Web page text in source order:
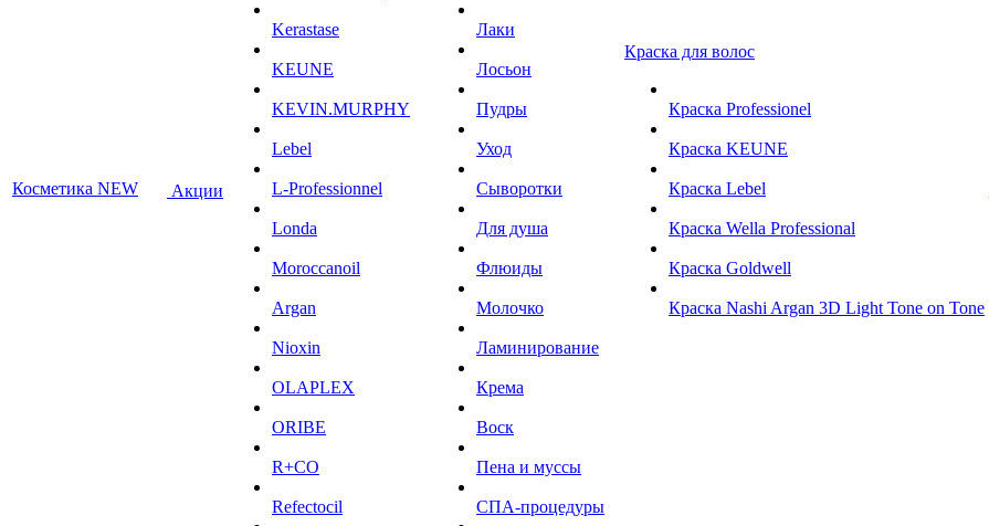
Косметика NEW Акции
Kerastase
KEUNE
KEVIN.MURPHY
Lebel
L-Professionnel
Londa
Moroccanoil
Argan
Niохin
OLAPLEX
ORIBE
R+CO
Refectocil
Лаки
Лосьон
Пудры
Уход
Сыворотки
Для душа
Флюиды
Молочко
Ламинирование
Крема
Воск
Пена и муссы
СПА-процедуры
Краска для волос
Краска Professionel
Краска KEUNE
Краска Lebel
Краска Wella Professional
Краска Goldwell
Краска Nashi Argan 3D Light Tone on Tone